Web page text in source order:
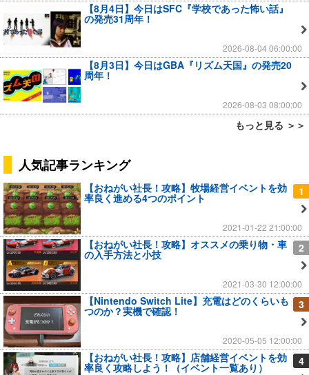
【8月4日】今日はSFC『学校であった怖い話』
の発売31周年！
2026-08-04 06:00:00
【8月3日】今日はGBA『リズム天国』の発売20
周年！
2026-08-03 08:00:00
もっと見る ＞＞
人気記事ランキング
1
【おねがい社長！攻略】牧場経営イベントを効
率良く進める4つのポイント
2021-01-22 21:00:00
2
【おねがい社長！攻略】オススメの乗り物・車
の入手方法と小技
2021-03-30 12:00:00
3
【Nintendo Switch Lite】充電はどのくらいも
つのか？実機で確認！
2020-05-05 12:00:00
4
【おねがい社長！攻略】店舗経営イベントを効
率良く攻略しよう！（イベント一覧あり）